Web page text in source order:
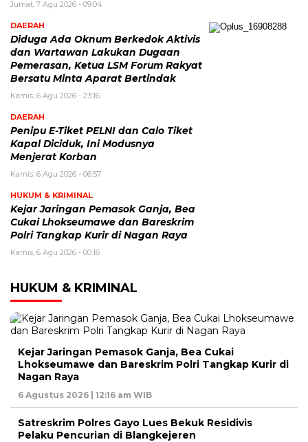
Jumat, 7 Agu 2026 - 09:04
DAERAH
Diduga Ada Oknum Berkedok Aktivis
dan Wartawan Lakukan Dugaan
Pemerasan, Ketua LSM Forum Rakyat
Bersatu Minta Aparat Bertindak
Kamis, 6 Agu 2026 - 23:16
DAERAH
Penipu E-Tiket PELNI dan Calo Tiket
Kapal Diciduk, Ini Modusnya
Menjerat Korban
Kamis, 6 Agu 2026 - 06:57
HUKUM & KRIMINAL
Kejar Jaringan Pemasok Ganja, Bea
Cukai Lhokseumawe dan Bareskrim
Polri Tangkap Kurir di Nagan Raya
Kamis, 6 Agu 2026 - 00:16
HUKUM & KRIMINAL
Kejar Jaringan Pemasok Ganja, Bea Cukai
Lhokseumawe dan Bareskrim Polri Tangkap Kurir di
Nagan Raya
6 Agustus 2026 | 12:16 am WIB
Satreskrim Polres Gayo Lues Bekuk Residivis
Pelaku Pencurian di Blangkejeren